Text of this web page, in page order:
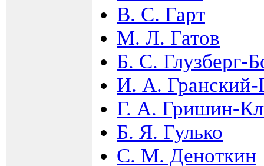
В. С. Гарт
М. Л. Гатов
Б. С. Глузберг-
И. А. Гранский-
Г. А. Гришин-
Б. Я. Гулько
С. М. Деноткин